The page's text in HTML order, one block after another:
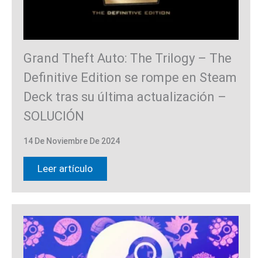
Grand Theft Auto: The Trilogy – The
Definitive Edition se rompe en Steam
Deck tras su última actualización –
SOLUCIÓN
14 De Noviembre De 2024
Leer artículo